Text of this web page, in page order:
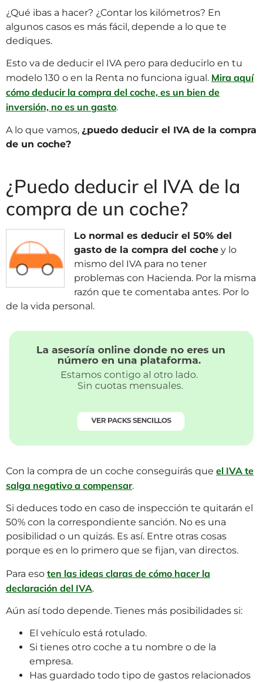
¿Qué ibas a hacer? ¿Contar los kilómetros? En
algunos casos es más fácil, depende a lo que te
dediques.
Esto va de deducir el IVA pero para deducirlo en tu
modelo 130 o en la Renta no funciona igual. Mira aquí
cómo deducir la compra del coche, es un bien de
inversión, no es un gasto.
A lo que vamos, ¿puedo deducir el IVA de la compra
de un coche?
¿Puedo deducir el IVA de la
compra de un coche?
Lo normal es deducir el 50% del
gasto de la compra del coche y lo
mismo del IVA para no tener
problemas con Hacienda. Por la misma
razón que te comentaba antes. Por lo
de la vida personal.
Con la compra de un coche conseguirás que el IVA te
salga negativo a compensar.
Si deduces todo en caso de inspección te quitarán el
50% con la correspondiente sanción. No es una
posibilidad o un quizás. Es así. Entre otras cosas
porque es en lo primero que se fijan, van directos.
Para eso ten las ideas claras de cómo hacer la
declaración del IVA.
Aún así todo depende. Tienes más posibilidades si:
El vehículo está rotulado.
Si tienes otro coche a tu nombre o de la
empresa.
Has guardado todo tipo de gastos relacionados